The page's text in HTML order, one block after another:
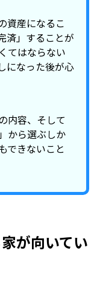
資産になるこ
済」することが
てはならない
になった後が心
内容、そして
から選ぶしか
できないこと
が向いてい